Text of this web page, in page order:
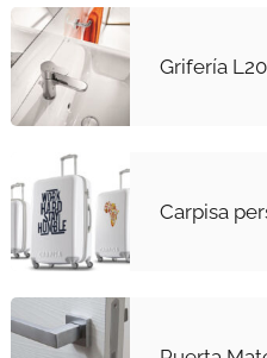
Grifería
Carpisa